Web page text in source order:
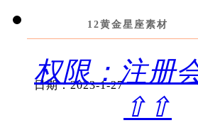
12黄金星座素材
权限：注册
⇧⇧
日期：2023-1-27